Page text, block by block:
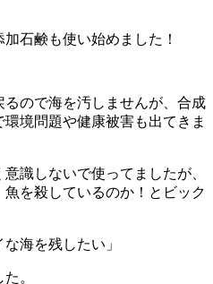
石鹸も使い始めました！
ので海を汚しませんが、合成
境問題や健康被害も出てきま
識しないで使ってましたが、
を殺しているのか！とビック
海を残したい」
。